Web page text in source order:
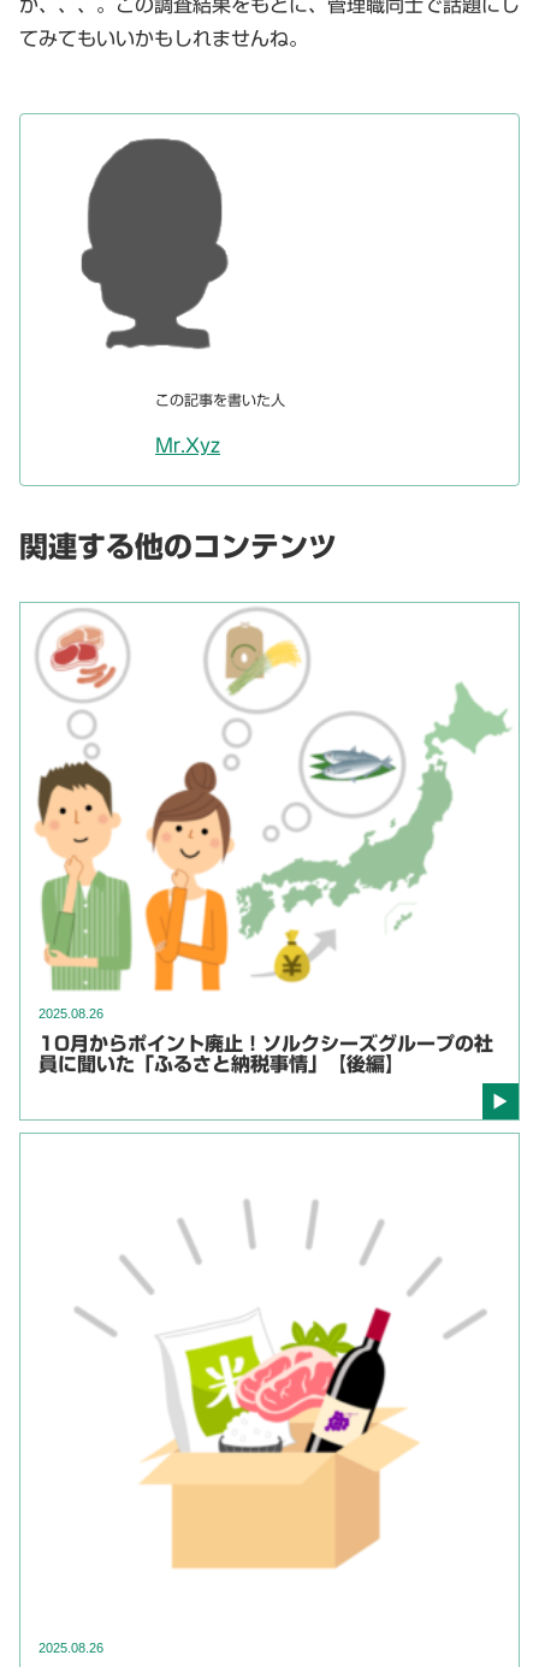
か、、、。この調査結果をもとに、管理職同士で話題にし
てみてもいいかもしれませんね。
この記事を書いた人
Mr.Xyz
関連する他のコンテンツ
2025.08.26
10月からポイント廃止！ソルクシーズグループの社
員に聞いた「ふるさと納税事情」【後編】
2025.08.26